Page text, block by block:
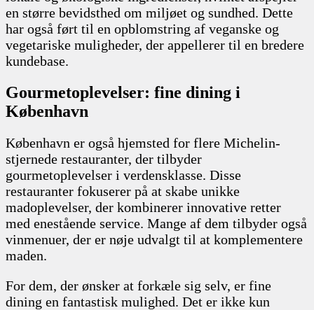
en større bevidsthed om miljøet og sundhed. Dette
har også ført til en opblomstring af veganske og
vegetariske muligheder, der appellerer til en bredere
kundebase.
Gourmetoplevelser: fine dining i
København
København er også hjemsted for flere Michelin-
stjernede restauranter, der tilbyder
gourmetoplevelser i verdensklasse. Disse
restauranter fokuserer på at skabe unikke
madoplevelser, der kombinerer innovative retter
med enestående service. Mange af dem tilbyder også
vinmenuer, der er nøje udvalgt til at komplementere
maden.
For dem, der ønsker at forkæle sig selv, er fine
dining en fantastisk mulighed. Det er ikke kun